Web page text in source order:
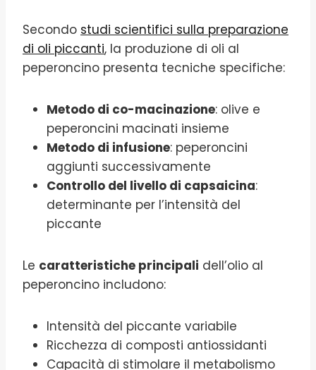
Secondo studi scientifici sulla preparazione
di oli piccanti, la produzione di oli al
peperoncino presenta tecniche specifiche:
Metodo di co-macinazione: olive e
peperoncini macinati insieme
Metodo di infusione: peperoncini
aggiunti successivamente
Controllo del livello di capsaicina:
determinante per l’intensità del
piccante
Le caratteristiche principali dell’olio al
peperoncino includono:
Intensità del piccante variabile
Ricchezza di composti antiossidanti
Capacità di stimolare il metabolismo